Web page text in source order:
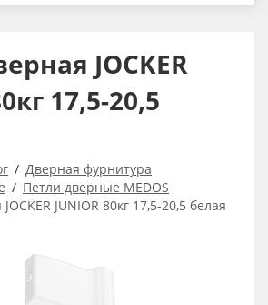
JOCKER
17,5-20,5
Дверная фурнитура
Петли дверные MEDOS
JUNIOR 80кг 17,5-20,5 белая